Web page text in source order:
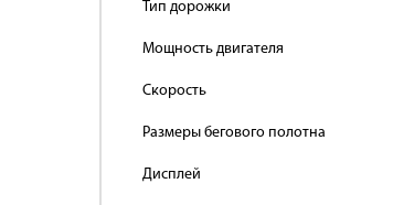
Тип дорожки
Мощность двигателя
Скорость
Размеры бегового полотна
Дисплей